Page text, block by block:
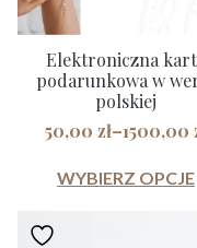
na
produktu
Elektroniczna
podarunkowa w
polskiej
50,00 zł–1500,00
Zakres
od
WYBIERZ OPCJE
Ten